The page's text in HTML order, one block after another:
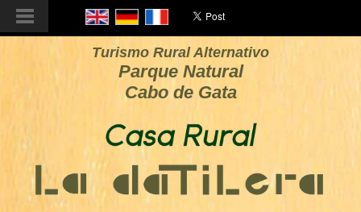
Turismo Rural Alternativo
Parque Natural
Cabo de Gata